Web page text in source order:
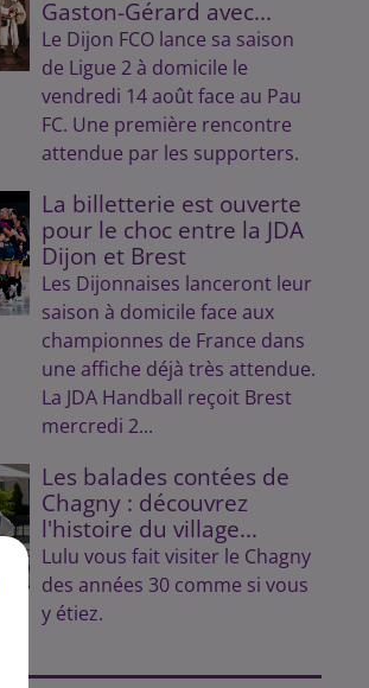
Gaston-Gérard avec...
Le Dijon FCO lance sa saison
de Ligue 2 à domicile le
vendredi 14 août face au Pau
FC. Une première rencontre
attendue par les supporters.
La billetterie est ouverte
pour le choc entre la JDA
Dijon et Brest
Les Dijonnaises lanceront leur
saison à domicile face aux
championnes de France dans
une affiche déjà très attendue.
La JDA Handball reçoit Brest
mercredi 2...
Les balades contées de
Chagny : découvrez
l'histoire du village...
Lulu vous fait visiter le Chagny
des années 30 comme si vous
y étiez.